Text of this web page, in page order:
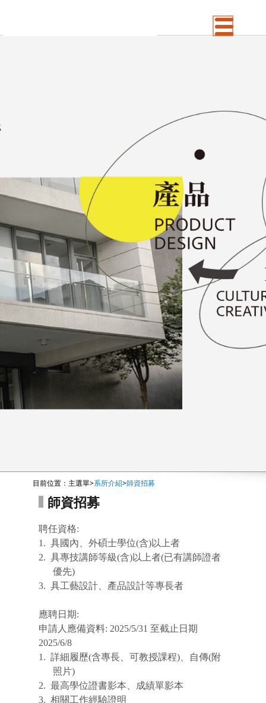
目前位置： 主選單>系所介紹>師資招募
師資招募
聘任資格:
1. 具國內、外碩士學位(含)以上者
2. 具專技講師等級(含)以上者(已有講師證者
優先)
3. 具工藝設計、產品設計等專長者
應聘日期:
申請人應備資料: 2025/5/31 至截止日期
2025/6/8
1. 詳細履歷(含專長、可教授課程)、自傳(附
照片)
2. 最高學位證書影本、成績單影本
3. 相關工作經驗證明